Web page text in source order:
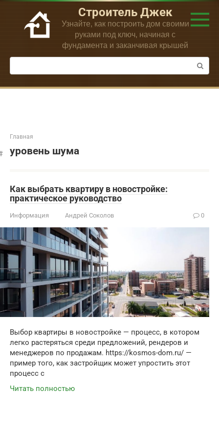
Перейти
контенту
Строитель Джек
Узнайте, как построить дом своими
руками под ключ, начиная с
фундамента и заканчивая крышей
Поиск:
Главная
уровень шума
Как выбрать квартиру в новостройке:
практическое руководство
Информация Андрей Соколов 0
Выбор квартиры в новостройке — процесс, в котором
легко растеряться среди предложений, рендеров и
менеджеров по продажам. https://kosmos-dom.ru/ —
пример того, как застройщик может упростить этот
процесс с
Читать полностью